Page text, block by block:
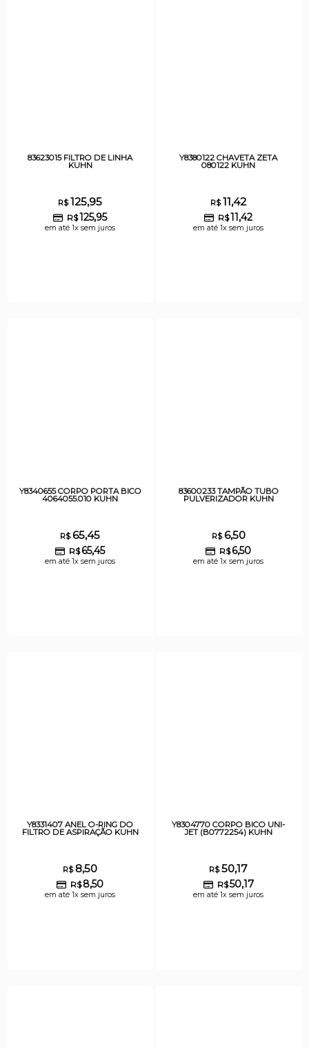
83623015 FILTRO DE LINHA
KUHN
R$125,95
R$125,95
em até 1x sem juros
Y8380122 CHAVETA ZETA
080122 KUHN
R$11,42
R$11,42
em até 1x sem juros
Y8340655 CORPO PORTA BICO
4064055.010 KUHN
R$65,45
R$65,45
em até 1x sem juros
83600233 TAMPÃO TUBO
PULVERIZADOR KUHN
R$6,50
R$6,50
em até 1x sem juros
Y8331407 ANEL O-RING DO
FILTRO DE ASPIRAÇÃO KUHN
R$8,50
R$8,50
em até 1x sem juros
Y8304770 CORPO BICO UNI-
JET (B0772254) KUHN
R$50,17
R$50,17
em até 1x sem juros